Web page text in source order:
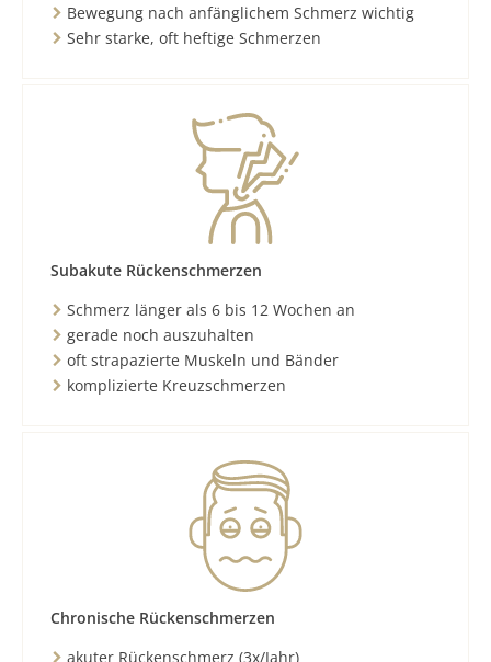
Bewegung nach anfänglichem Schmerz wichtig
Sehr starke, oft heftige Schmerzen
Subakute Rückenschmerzen
Schmerz länger als 6 bis 12 Wochen an
gerade noch auszuhalten
oft strapazierte Muskeln und Bänder
komplizierte Kreuzschmerzen
Chronische Rückenschmerzen
akuter Rückenschmerz (3x/Jahr)